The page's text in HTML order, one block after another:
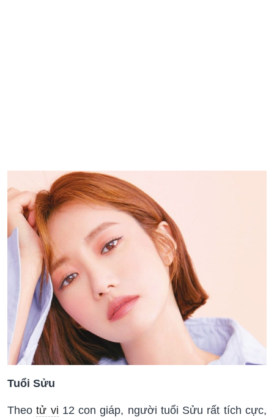
Tuổi Sửu
Theotử vi 12 con giáp, người tuổi Sửu rất tích cực,